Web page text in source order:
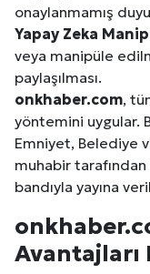
onaylanmamış
Yapay Zeka
veya manipüle
paylaşılması.
onkhaber.com,
yöntemini uygular.
Emniyet, Belediye
muhabir
bandıyla yayına
Avantajları